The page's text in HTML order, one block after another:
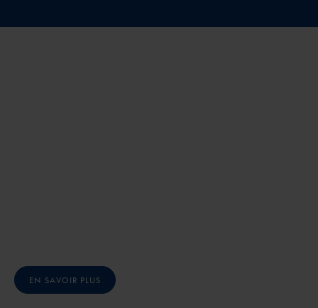
EN SAVOIR PLUS